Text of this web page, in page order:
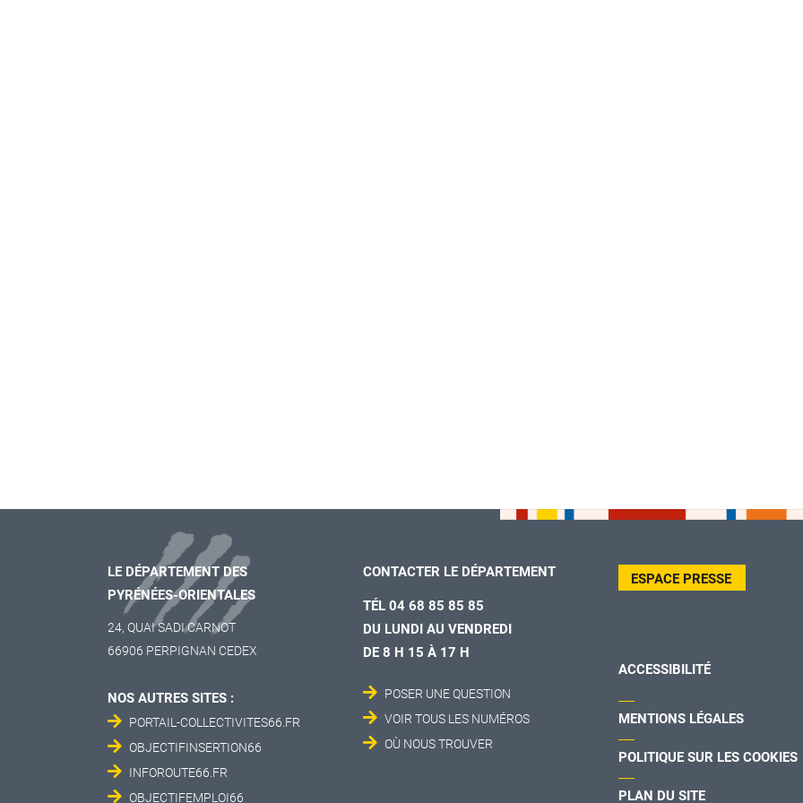
LE DÉPARTEMENT DES
PYRÉNÉES-ORIENTALES
24, QUAI SADI CARNOT
66906 PERPIGNAN CEDEX
NOS AUTRES SITES :
PORTAIL-COLLECTIVITES66.FR
OBJECTIFINSERTION66
INFOROUTE66.FR
OBJECTIFEMPLOI66
CONTACTER LE DÉPARTEMENT
TÉL 04 68 85 85 85
DU LUNDI AU VENDREDI
DE 8 H 15 À 17 H
POSER UNE QUESTION
VOIR TOUS LES NUMÉROS
OÙ NOUS TROUVER
ESPACE PRESSE
ACCESSIBILITÉ
MENTIONS LÉGALES
POLITIQUE SUR LES COOKIES
PLAN DU SITE